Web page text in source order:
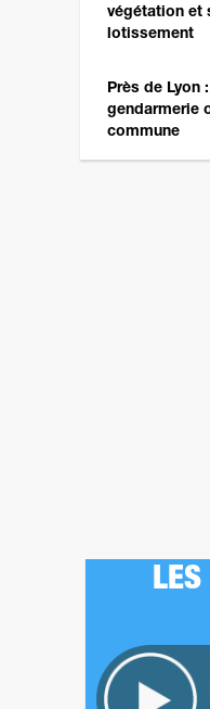
végétation et
lotissement
Près de Lyon
gendarmerie
commune
LES